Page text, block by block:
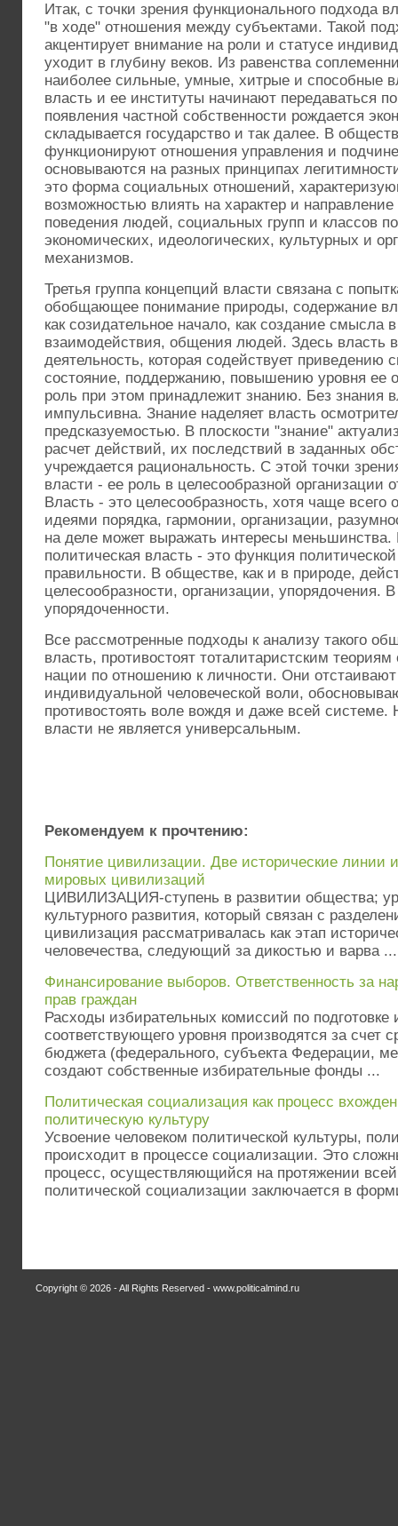
Итак, с точки зрения функционального подхода
"в ходе" отношения между субъектами. Такой
акцентирует внимание на роли и статусе
уходит в глубину веков. Из равенства
наиболее сильные, умные, хитрые и способные
власть и ее институты начинают передаваться
появления частной собственности рождается
складывается государство и так далее. В
функционируют отношения управления и
основываются на разных принципах
это форма социальных отношений,
возможностью влиять на характер и
поведения людей, социальных групп и классов
экономических, идеологических, культурных и
механизмов.
Третья группа концепций власти связана с
обобщающее понимание природы, содержание
как созидательное начало, как создание смысла
взаимодействия, общения людей. Здесь власть
деятельность, которая содействует приведению
состояние, поддержанию, повышению уровня ее
роль при этом принадлежит знанию. Без знания
импульсивна. Знание наделяет власть
предсказуемостью. В плоскости "знание"
расчет действий, их последствий в заданных
учреждается рациональность. С этой точки
власти - ее роль в целесообразной организации
Власть - это целесообразность, хотя чаще всего
идеями порядка, гармонии, организации,
на деле может выражать интересы меньшинства.
политическая власть - это функция
правильности. В обществе, как и в природе,
целесообразности, организации, упорядочения.
упорядоченности.
Все рассмотренные подходы к анализу такого
власть, противостоят тоталитаристским
нации по отношению к личности. Они
индивидуальной человеческой воли,
противостоять воле вождя и даже всей системе.
власти не является универсальным.
Рекомендуем к прочтению:
Понятие цивилизации. Две исторические линии
мировых цивилизаций
ЦИВИЛИЗАЦИЯ-ступень в развитии общества;
культурного развития, который связан с
цивилизация рассматривалась как этап
человечества, следующий за дикостью и варва ...
Финансирование выборов. Ответственность за
прав граждан
Расходы избирательных комиссий по
соответствующего уровня производятся за счет
бюджета (федерального, субъекта Федерации,
создают собственные избирательные фонды ...
Политическая социализация как процесс
политическую культуру
Усвоение человеком политической культуры,
происходит в процессе социализации. Это
процесс, осуществляющийся на протяжении
политической социализации заключается в
Copyright © 2026 - All Rights Reserved - www.politicalmind.ru